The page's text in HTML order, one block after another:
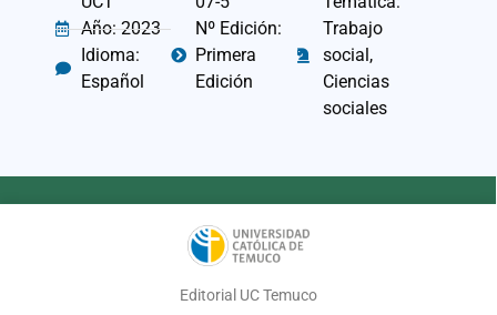
Año: 2023
Idioma:
Español
Nº Edición:
Primera
Edición
Trabajo
social,
Ciencias
sociales
Editorial UC Temuco